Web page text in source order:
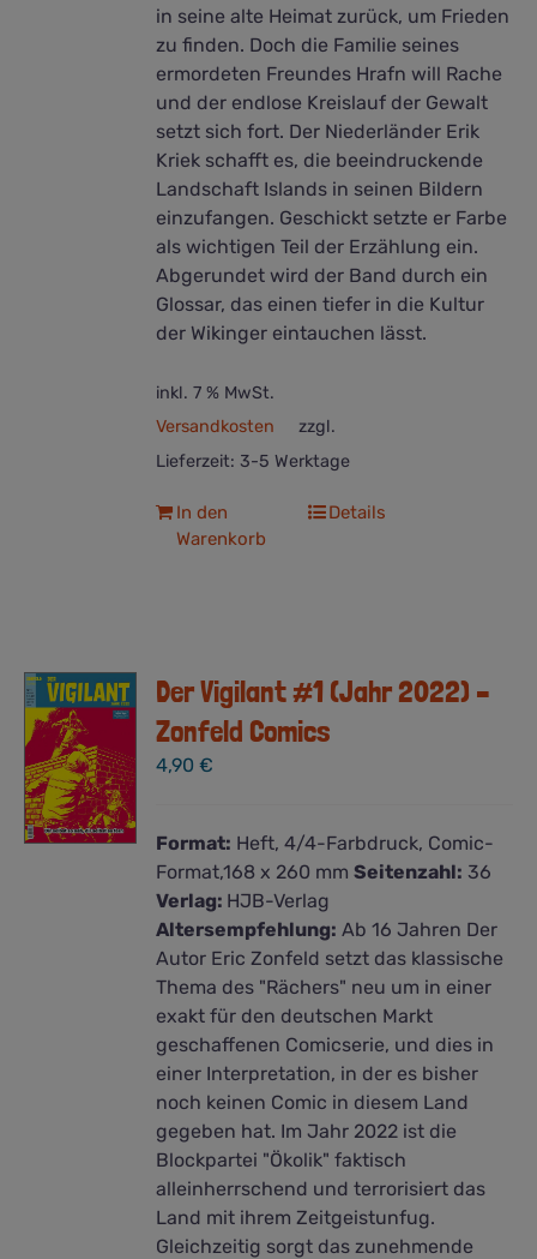
in seine alte Heimat zurück, um Frieden
zu finden. Doch die Familie seines
ermordeten Freundes Hrafn will Rache
und der endlose Kreislauf der Gewalt
setzt sich fort. Der Niederländer Erik
Kriek schafft es, die beeindruckende
Landschaft Islands in seinen Bildern
einzufangen. Geschickt setzte er Farbe
als wichtigen Teil der Erzählung ein.
Abgerundet wird der Band durch ein
Glossar, das einen tiefer in die Kultur
der Wikinger eintauchen lässt.
inkl. 7 % MwSt.
zzgl.
Versandkosten
Lieferzeit: 3-5 Werktage
In den
Warenkorb
Details
Der Vigilant #1 (Jahr 2022) –
Zonfeld Comics
4,90€
Format: Heft, 4/4-Farbdruck, Comic-
Format,168 x 260 mmSeitenzahl: 36
Verlag: HJB-Verlag
Altersempfehlung: Ab 16 Jahren Der
Autor Eric Zonfeld setzt das klassische
Thema des "Rächers" neu um in einer
exakt für den deutschen Markt
geschaffenen Comicserie, und dies in
einer Interpretation, in der es bisher
noch keinen Comic in diesem Land
gegeben hat. Im Jahr 2022 ist die
Blockpartei "Ökolik" faktisch
alleinherrschend und terrorisiert das
Land mit ihrem Zeitgeistunfug.
Gleichzeitig sorgt das zunehmende